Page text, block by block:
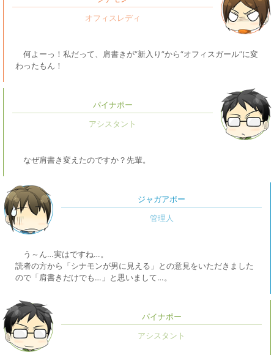
何よーっ！私だって、肩書きが“新入り”から“オフィスガール”に変
わったもん！
パイナポー
なぜ肩書き変えたのですか？先輩。
ジャガアポー
う～ん…実はですね…。
読者の方から「シナモンが男に見える」との意見をいただきました
ので「肩書きだけでも…」と思いまして…。
パイナポー